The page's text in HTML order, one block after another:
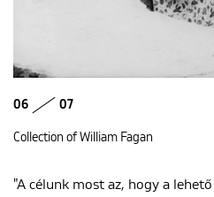
06 07
Collection of William Fagan
"A célunk most az, hogy a